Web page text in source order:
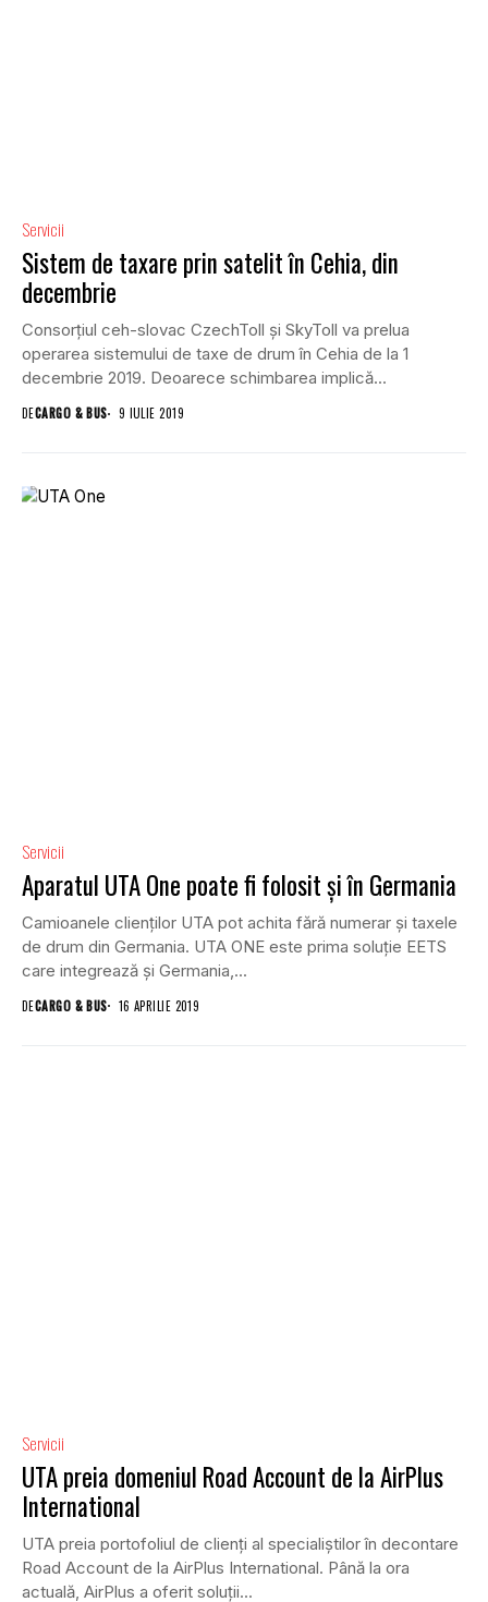
Servicii
Sistem de taxare prin satelit în Cehia, din
decembrie
Consorțiul ceh-slovac CzechToll și SkyToll va prelua
operarea sistemului de taxe de drum în Cehia de la 1
decembrie 2019. Deoarece schimbarea implică...
DECARGO & BUS 9 IULIE 2019
Servicii
Aparatul UTA One poate fi folosit și în Germania
Camioanele clienților UTA pot achita fără numerar și taxele
de drum din Germania. UTA ONE este prima soluție EETS
care integrează și Germania,...
DECARGO & BUS 16 APRILIE 2019
Servicii
UTA preia domeniul Road Account de la AirPlus
International
UTA preia portofoliul de clienți al specialiștilor în decontare
Road Account de la AirPlus International. Până la ora
actuală, AirPlus a oferit soluții...